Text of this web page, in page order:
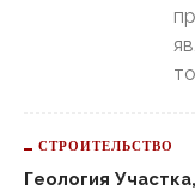
СТРОИТЕЛЬСТВО
Геология